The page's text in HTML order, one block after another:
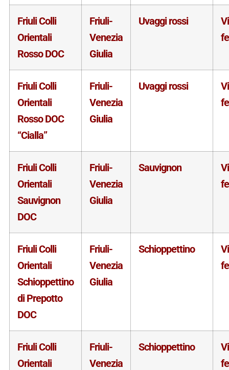
Friuli Colli
Orientali
Rosso DOC
Friuli-
Venezia
Giulia
Uvaggi rossi
Friuli Colli
Orientali
Rosso DOC
“Cialla”
Friuli-
Venezia
Giulia
Uvaggi rossi
Friuli Colli
Orientali
Sauvignon
DOC
Friuli-
Venezia
Giulia
Sauvignon
Friuli Colli
Orientali
Schioppettino
di Prepotto
DOC
Friuli-
Venezia
Giulia
Schioppettino
Friuli Colli
Orientali
Friuli-
Venezia
Schioppettino